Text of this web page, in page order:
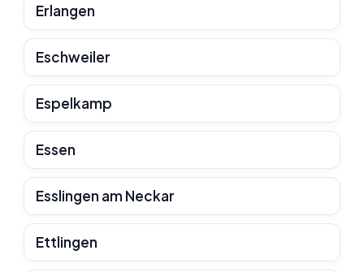
Erlangen
Eschweiler
Espelkamp
Essen
Esslingen am Neckar
Ettlingen